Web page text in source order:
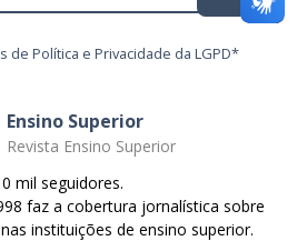
de Política e Privacidade da LGPD*
Ensino Superior
Revista Ensino Superior
mil seguidores.
faz a cobertura jornalística sobre
instituições de ensino superior.